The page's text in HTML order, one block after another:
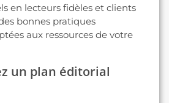
en lecteurs fidèles et clients
bonnes pratiques
aux ressources de votre
un plan éditorial